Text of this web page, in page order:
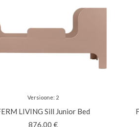
Versioone: 2
FERM LIVING Sill Junior Bed
876.00 €